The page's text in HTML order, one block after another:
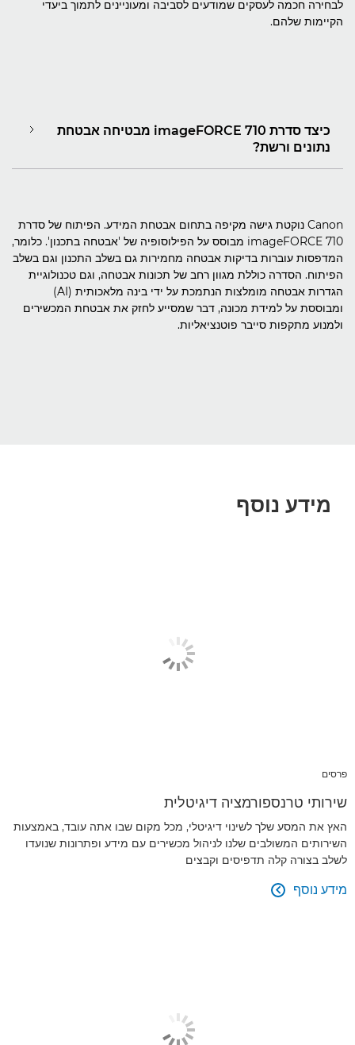
לבחירה חכמה לעסקים שמודעים לסביבה ומעוניינים לתמוך ביעדי
הקיימות שלהם.
כיצד סדרת imageFORCE 710 מבטיחה אבטחת
נתונים ורשת?
Canon נוקטת גישה מקיפה בתחום אבטחת המידע. הפיתוח של סדרת
imageFORCE 710 מבוסס על הפילוסופיה של 'אבטחה בתכנון'. כלומר,
המדפסות עוברות בדיקות אבטחה מחמירות גם בשלב התכנון וגם בשלב
הפיתוח. הסדרה כוללת מגוון רחב של תכונות אבטחה, וגם טכנולוגיית
הגדרות אבטחה מומלצות הנתמכת על ידי בינה מלאכותית (AI)
ומבוססת על למידת מכונה, דבר שמסייע לחזק את אבטחת המכשירים
ולמנוע מתקפות סייבר פוטנציאליות.
מידע נוסף
פרסים
שירותי טרנספורמציה דיגיטלית
האץ את המסע שלך לשינוי דיגיטלי, מכל מקום שבו אתה עובד, באמצעות
השירותים המשולבים שלנו לניהול מכשירים עם מידע ופתרונות שנועדו
לשלב בצורה קלה תדפיסים וקבצים
מידע נוסף 